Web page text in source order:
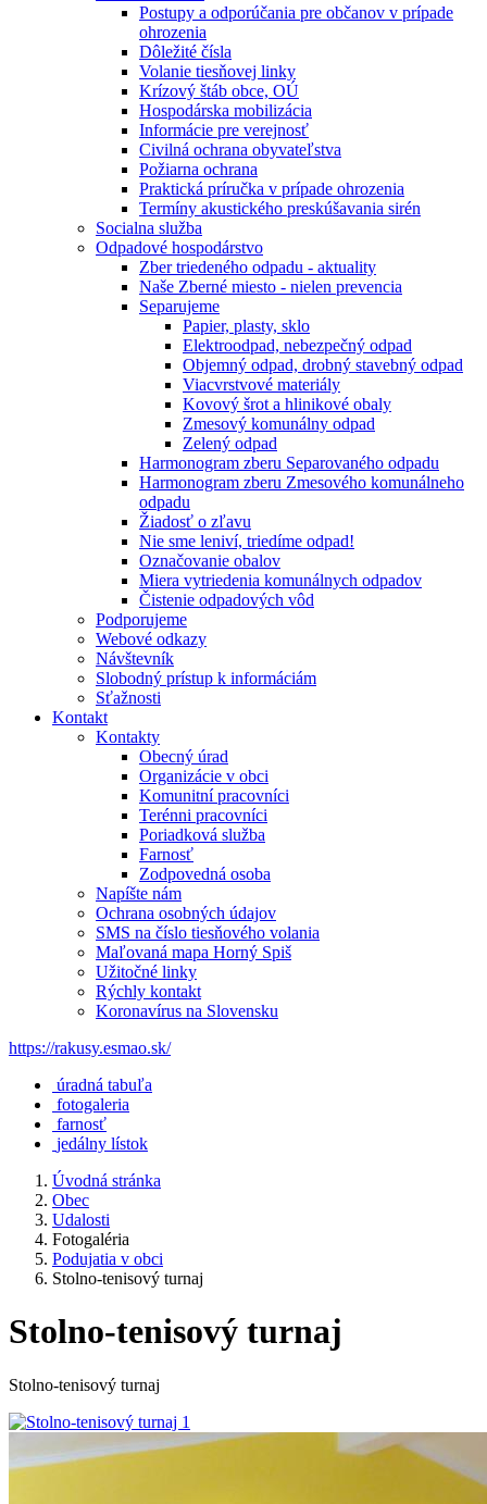
Postupy a odporúčania pre občanov v prípade
ohrozenia
Dôležité čísla
Volanie tiesňovej linky
Krízový štáb obce, OÚ
Hospodárska mobilizácia
Informácie pre verejnosť
Civilná ochrana obyvateľstva
Požiarna ochrana
Praktická príručka v prípade ohrozenia
Termíny akustického preskúšavania sirén
Socialna služba
Odpadové hospodárstvo
Zber triedeného odpadu - aktuality
Naše Zberné miesto - nielen prevencia
Separujeme
Papier, plasty, sklo
Elektroodpad, nebezpečný odpad
Objemný odpad, drobný stavebný odpad
Viacvrstvové materiály
Kovový šrot a hlinikové obaly
Zmesový komunálny odpad
Zelený odpad
Harmonogram zberu Separovaného odpadu
Harmonogram zberu Zmesového komunálneho
odpadu
Žiadosť o zľavu
Nie sme leniví, triedíme odpad!
Označovanie obalov
Miera vytriedenia komunálnych odpadov
Čistenie odpadových vôd
Podporujeme
Webové odkazy
Návštevník
Slobodný prístup k informáciám
Sťažnosti
Kontakt
Kontakty
Obecný úrad
Organizácie v obci
Komunitní pracovníci
Terénni pracovníci
Poriadková služba
Farnosť
Zodpovedná osoba
Napíšte nám
Ochrana osobných údajov
SMS na číslo tiesňového volania
Maľovaná mapa Horný Spiš
Užitočné linky
Rýchly kontakt
Koronavírus na Slovensku
https://rakusy.esmao.sk/
úradná tabuľa
fotogaleria
farnosť
jedálny lístok
Úvodná stránka
Obec
Udalosti
Fotogaléria
Podujatia v obci
Stolno-tenisový turnaj
Stolno-tenisový turnaj
Stolno-tenisový turnaj